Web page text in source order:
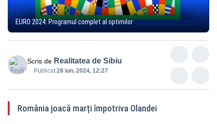
EURO 2024: Programul complet al optimilor
Scris de Realitatea de Sibiu
Publicat:28 iun. 2024, 12:27
România joacă marți împotriva Olandei